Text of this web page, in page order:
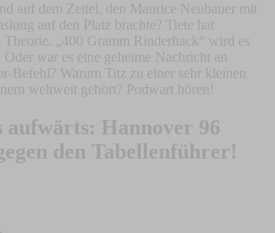
auf dem Zettel, den Maurice Neubauer mit
auf den Platz brachte? Tiete hat
Theorie. „400 Gramm Rinderhack“ wird es
Oder war es eine geheime Nachricht an
Befehl? Warum Titz zu einer sehr kleinen
weltweit gehört? Podwart hören!
aufwärts: Hannover 96
den Tabellenführer!